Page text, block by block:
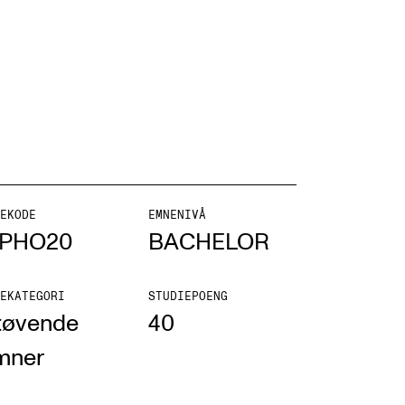
Norges musikkhøgskole
oss
ansatte
ansatte og studenter
EMNENIVÅ
BACHELOR
STUDIEPOENG
40